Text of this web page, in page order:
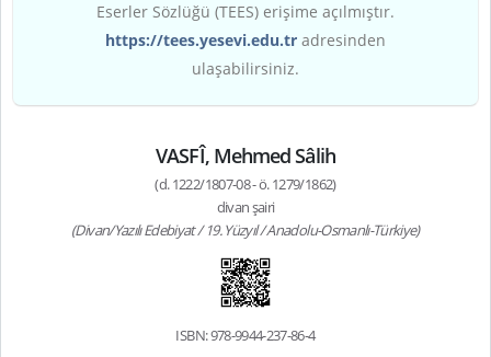
Eserler Sözlüğü (TEES) erişime açılmıştır.
https://tees.yesevi.edu.tr adresinden
ulaşabilirsiniz.
VASFÎ, Mehmed Sâlih
(d. 1222/1807-08 - ö. 1279/1862)
divan şairi
(Divan/Yazılı Edebiyat / 19. Yüzyıl / Anadolu-Osmanlı-Türkiye)
ISBN: 978-9944-237-86-4